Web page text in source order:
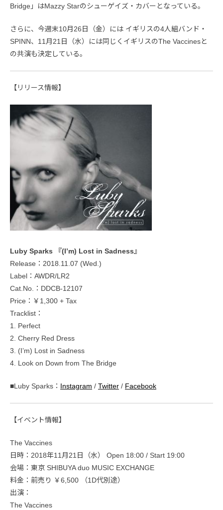
Bridge」はMazzy Starのシューゲイズ・カバーとなっている。
さらに、今週末10月26日（金）には イギリスの4人組バンド・
SPINN、11月21日（水）には同じくイギリスのThe Vaccinesと
の共演も決定している。
【リリース情報】
Luby Sparks 『(I’m) Lost in Sadness』
Release：2018.11.07 (Wed.)
Label：AWDR/LR2
Cat.No.：DDCB-12107
Price：￥1,300 + Tax
Tracklist：
1. Perfect
2. Cherry Red Dress
3. (I’m) Lost in Sadness
4. Look on Down from The Bridge
■Luby Sparks： Instagram / Twitter / Facebook
【イベント情報】
The Vaccines
日時：2018年11月21日（水） Open 18:00 / Start 19:00
会場：東京 SHIBUYA duo MUSIC EXCHANGE
料金：前売り ￥6,500 （1D代別途）
出演：
The Vaccines